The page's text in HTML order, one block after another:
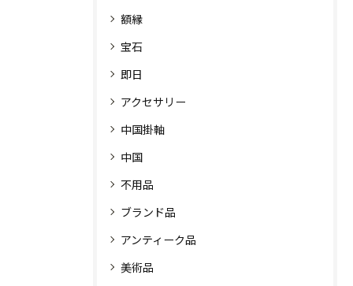
額縁
宝石
即日
アクセサリー
中国掛軸
中国
不用品
ブランド品
アンティーク品
美術品